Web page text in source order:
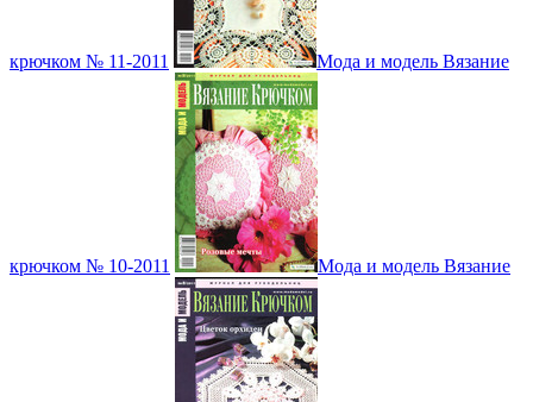
крючком № 11-2011 Мода и модель Вязание
крючком № 10-2011 Мода и модель Вязание